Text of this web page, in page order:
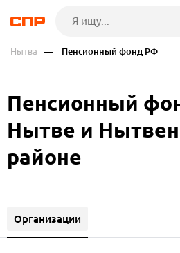
Нытва — Пенсионный фонд РФ
Пенсионный
Нытве и
районе
Организации